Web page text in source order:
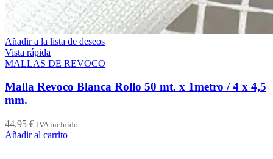
Añadir a la lista de deseos
Vista rápida
MALLAS DE REVOCO
Malla Revoco Blanca Rollo 50 mt. x 1metro / 4 x 4,5
mm.
44,95 € IVA incluido
Añadir al carrito